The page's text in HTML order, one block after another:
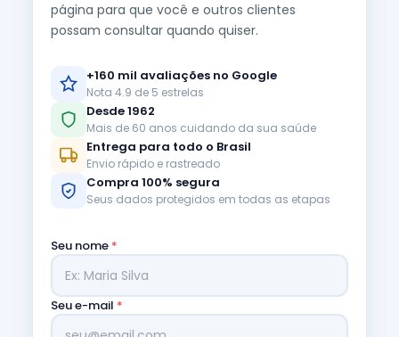
página para que você e outros clientes
possam consultar quando quiser.
+160 mil avaliações no Google
Nota 4.9 de 5 estrelas
Desde 1962
Mais de 60 anos cuidando da sua saúde
Entrega para todo o Brasil
Envio rápido e rastreado
Compra 100% segura
Seus dados protegidos em todas as etapas
Seu nome *
Seu e-mail *